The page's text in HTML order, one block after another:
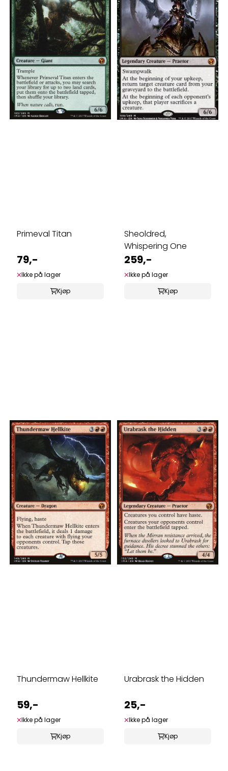
Primeval Titan
79,-
Ikke på lager
Kjøp
Sheoldred,
Whispering One
259,-
Ikke på lager
Kjøp
Thundermaw Hellkite
59,-
Ikke på lager
Kjøp
Urabrask the Hidden
25,-
Ikke på lager
Kjøp